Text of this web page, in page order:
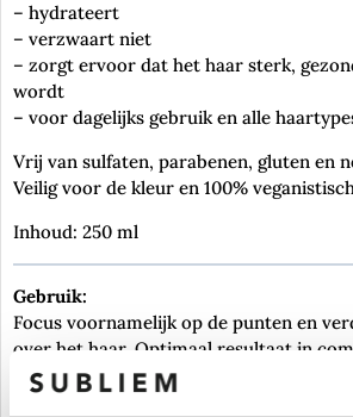
– hydrateert
– verzwaart niet
– zorgt ervoor dat het haar sterk,
wordt
– voor dagelijks gebruik en alle
Vrij van sulfaten, parabenen, gluten en
Veilig voor de kleur en 100%
Inhoud: 250 ml
Gebruik:
Focus voornamelijk op de punten en
over het haar. Optimaal resultaat in
Bond Maintenance Shampoo, N°4P
Shampoo of de N°4C Bond